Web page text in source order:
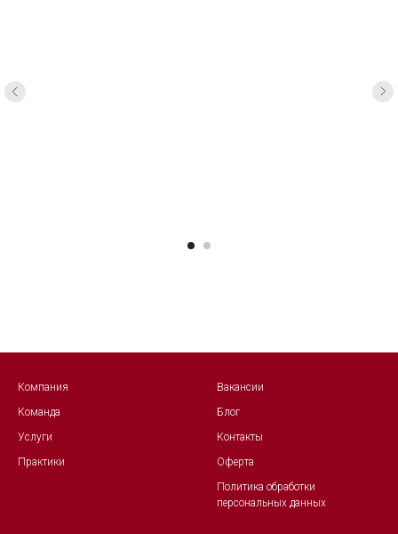
Компания
Команда
Услуги
Практики
Вакансии
Блог
Контакты
Оферта
Политика обработки
персональных данных